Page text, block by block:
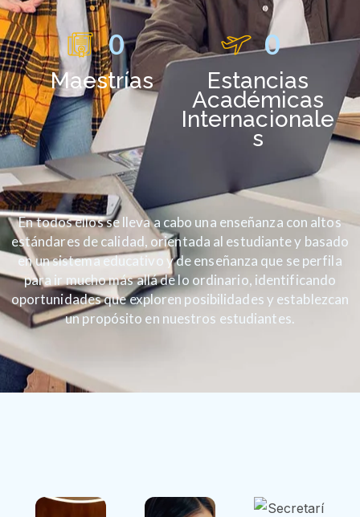
0
Maestrías
0
Estancias
Académicas
Internacionale
s
En todos ellos se lleva a cabo una enseñanza con altos
estándares de calidad, orientada al estudiante y basado
en un sistema educativo y de enseñanza que se perfila
para ir mucho más allá de lo ordinario, identificando
oportunidades que exploren posibilidades y establezcan
un propósito en nuestros estudiantes.